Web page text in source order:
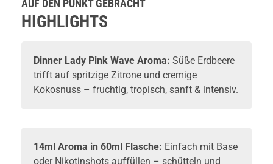
MHD 31-06-
AUF DEN PUNKT GEBRACHT
HIGHLIGHTS
Dinner Lady Pink Wave Aroma: Süße Erdbeere
trifft auf spritzige Zitrone und cremige
Kokosnuss – fruchtig, tropisch, sanft & intensiv.
14ml Aroma in 60ml Flasche: Einfach mit Base
oder Nikotinshots auffüllen – schütteln und